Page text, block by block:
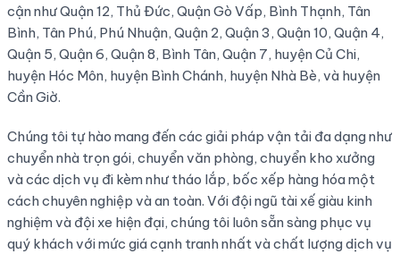
cận như Quận 12, Thủ Đức, Quận Gò Vấp, Bình Thạnh, Tân
Bình, Tân Phú, Phú Nhuận, Quận 2, Quận 3, Quận 10, Quận 4,
Quận 5, Quận 6, Quận 8, Bình Tân, Quận 7, huyện Củ Chi,
huyện Hóc Môn, huyện Bình Chánh, huyện Nhà Bè, và huyện
Cần Giờ.
Chúng tôi tự hào mang đến các giải pháp vận tải đa dạng như
chuyển nhà trọn gói, chuyển văn phòng, chuyển kho xưởng
và các dịch vụ đi kèm như tháo lắp, bốc xếp hàng hóa một
cách chuyên nghiệp và an toàn. Với đội ngũ tài xế giàu kinh
nghiệm và đội xe hiện đại, chúng tôi luôn sẵn sàng phục vụ
quý khách với mức giá cạnh tranh nhất và chất lượng dịch vụ